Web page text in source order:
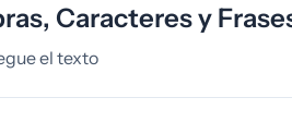
Caracteres y
el texto